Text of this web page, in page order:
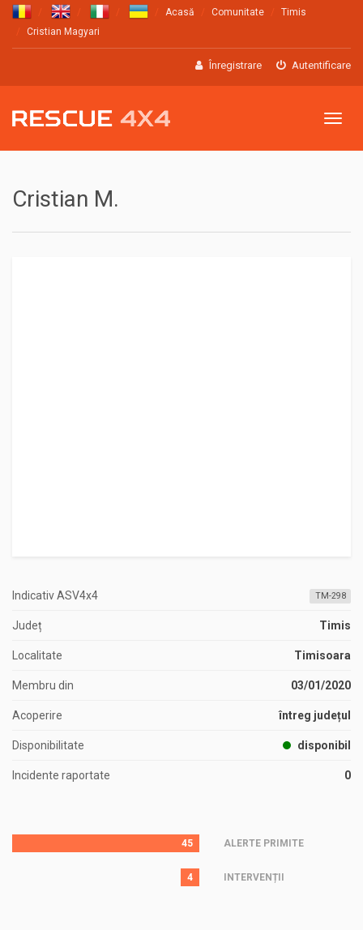
Acasă Comunitate
Timis
Cristian Magyari
Înregistrare Autentificare
Meniu
Cristian M.
Indicativ ASV4x4 TM-298
Județ Timis
Localitate Timisoara
Membru din 03/01/2020
Acoperire întreg județul
Disponibilitate disponibil
Incidente raportate 0
45
4
ALERTE PRIMITE
INTERVENȚII